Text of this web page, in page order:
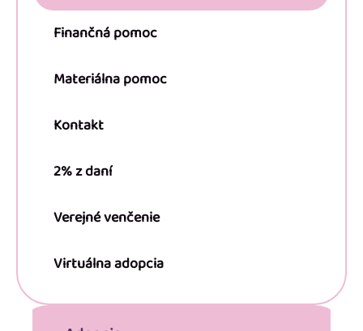
Finančná pomoc
Materiálna pomoc
Kontakt
2% z daní
Verejné venčenie
Virtuálna adopcia